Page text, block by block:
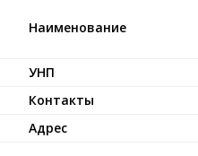
Наименование
УНП
Контакты
Адрес